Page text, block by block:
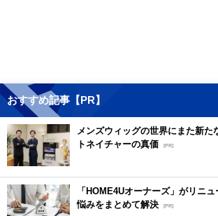
おすすめ記事【PR】
メンズウィッグの世界にまた新た
トネイチャーの真価 [PR]
「HOME4Uオーナーズ」がリニ
悩みをまとめて解決 [PR]